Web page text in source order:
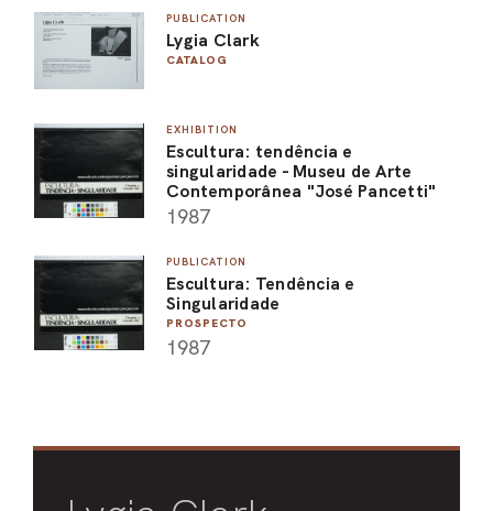
PUBLICATION
Lygia Clark
CATALOG
EXHIBITION
Escultura: tendência e
singularidade - Museu de Arte
Contemporânea "José Pancetti"
1987
PUBLICATION
Escultura: Tendência e
Singularidade
PROSPECTO
1987